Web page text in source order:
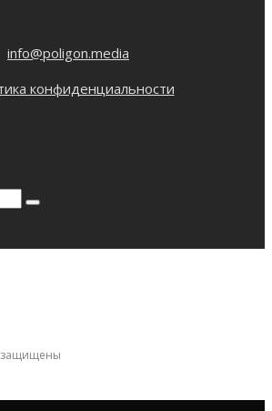
info@poligon.media
конфиденциальности
защищены